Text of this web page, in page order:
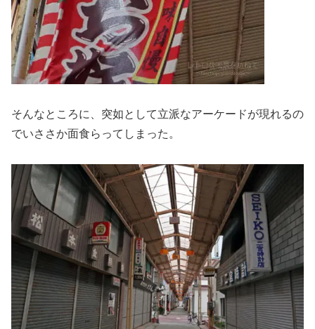
そんなところに、突如として立派なアーケードが現れるの
でいささか面食らってしまった。